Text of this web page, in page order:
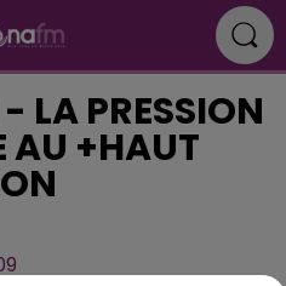
LA PRESSION
AU +HAUT